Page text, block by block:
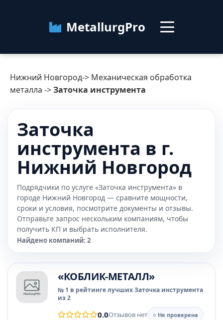
MetallurgPro
Нижний Новгород
Категории
О сервисе Контакты
Нижний Новгород-> Механическая обработка
металла ->Заточка инструмента
Заточка
инструмента в г.
Нижний Новгород
Подрядчики по услуге «Заточка инструмента» в
городе Нижний Новгород — сравните мощности,
сроки и условия, посмотрите документы и отзывы.
Отправьте запрос нескольким компаниям, чтобы
получить КП и выбрать исполнителя.
Найдено компаний: 2
«КОБЛИК-МЕТАЛЛ»
№ 1 в рейтинге лучших Заточка инструмента
из 2
0.0Отзывов нет
○ Не проверена